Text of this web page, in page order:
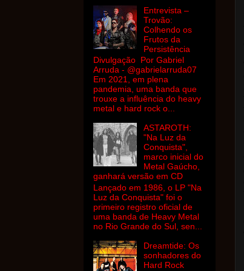
Entrevista –
Trovão:
Colhendo os
Frutos da
Persistência
Divulgação Por Gabriel
Arruda - @gabrielarruda07
Em 2021, em plena
pandemia, uma banda que
trouxe a influência do heavy
metal e hard rock o...
ASTAROTH:
"Na Luz da
Conquista",
marco inicial do
Metal Gaúcho,
ganhará versão em CD
Lançado em 1986, o LP "Na
Luz da Conquista" foi o
primeiro registro oficial de
uma banda de Heavy Metal
no Rio Grande do Sul, sen...
Dreamtide: Os
sonhadores do
Hard Rock